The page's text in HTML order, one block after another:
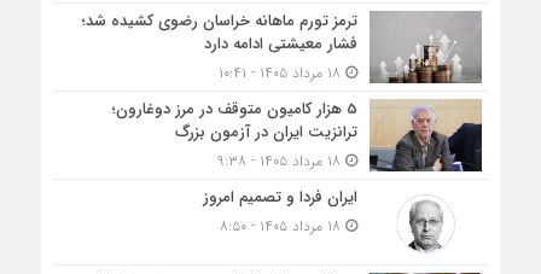
ترمز تورم ماهانه خراسان رضوی کشیده شد؛
فشار معیشتی ادامه دارد
5 هزار کامیون متوقف در مرز دوغارون؛
ترانزیت ایران در آزمون بزرگ
ایران فردا و تصمیم امروز